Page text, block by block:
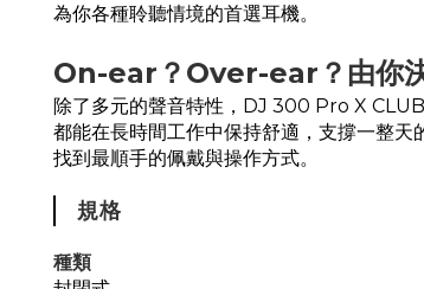
為你各種聆聽情境的首選耳機。
On-ear？Over-ear？由你
除了多元的聲音特性，DJ 300 Pro X
都能在長時間工作中保持舒適，支撐一整
找到最順手的佩戴與操作方式。
規格
種類